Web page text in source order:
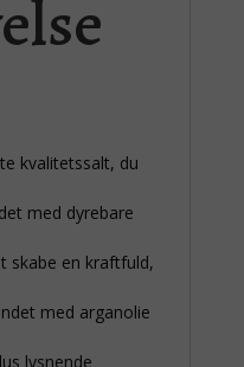
kvalitetssalt, du
med dyrebare
skabe en kraftfuld,
med arganolie
lysnende